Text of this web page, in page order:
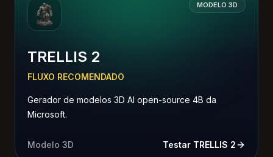
MODELO 3D
TRELLIS 2
FLUXO RECOMENDADO
Gerador de modelos 3D AI open-source 4B da
Microsoft.
Modelo 3D Testar TRELLIS 2